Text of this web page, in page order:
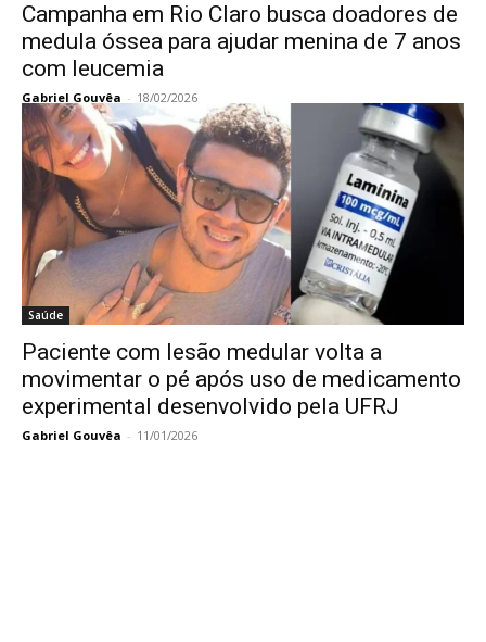
Campanha em Rio Claro busca doadores de
medula óssea para ajudar menina de 7 anos
com leucemia
Gabriel Gouvêa - 18/02/2026
Saúde
Paciente com lesão medular volta a
movimentar o pé após uso de medicamento
experimental desenvolvido pela UFRJ
Gabriel Gouvêa - 11/01/2026